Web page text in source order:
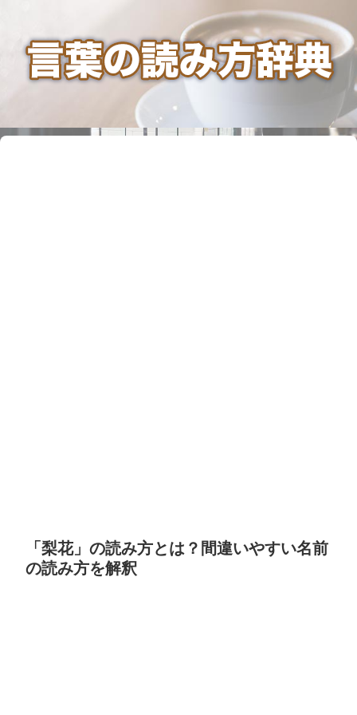
「梨花」の読み方とは？間違いやすい名前
の読み方を解釈